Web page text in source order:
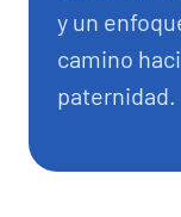
y un
camino
paternidad.